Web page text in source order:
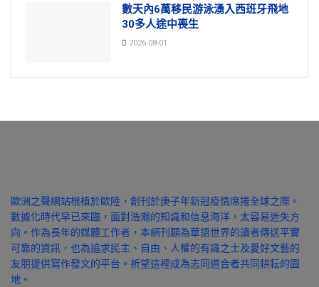
數天內6萬移民游泳湧入西班牙飛地
30多人途中喪生
2026-08-01
歐洲之聲網站根植於歐陸，創刊於庚子年新冠疫情席捲全球之際。
數據化時代早已來臨，面對浩瀚的知識和信息海洋，太容易迷失方
向。作為長年的媒體工作者，本網刊願為華語世界的讀者傳送平實
可靠的資訊，也為追求民主、自由、人權的有識之士及愛好文藝的
友朋提供寫作發文的平台。祈望這裡成為志同道合者共同耕耘的園
地。